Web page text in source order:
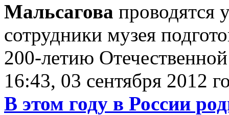
Мальсагова проводятся
сотрудники музея
200-летию
16:43, 03 сентября 2012
В этом году в России